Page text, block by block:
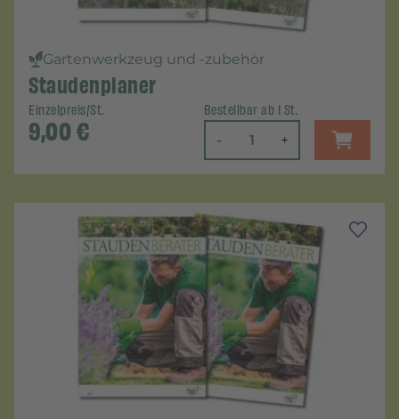
Gartenwerkzeug und -zubehör
Staudenplaner
Einzelpreis/St.
9,00€
Bestellbar ab 1 St.
- +